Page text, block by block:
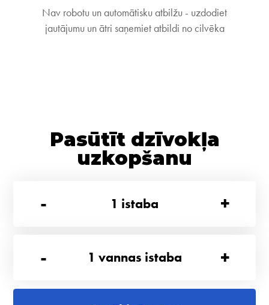
Nav robotu un automātisku atbilžu - uzdodiet
jautājumu un ātri saņemiet atbildi no cilvēka
Pasūtīt dzīvokļa
uzkopšanu
-
1 istaba +
- 1 vannas istaba +